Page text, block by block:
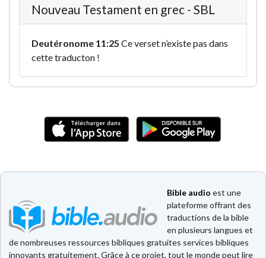
Nouveau Testament en grec - SBL
Deutéronome 11:25 Ce verset n’existe pas dans
cette traducton !
Bible audio est une
plateforme offrant des
traductions de la bible
en plusieurs langues et
de nombreuses ressources bibliques gratuites services bibliques
innovants gratuitement. Grâce à ce projet, tout le monde peut lire